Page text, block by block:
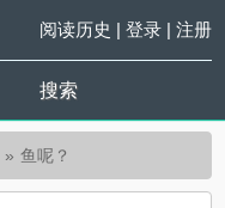
阅读历史 | 登录| 注册
搜索
鱼呢？